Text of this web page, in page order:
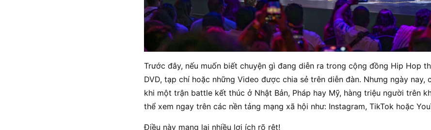
Trước đây, nếu muốn biết chuyện gì đang diễn ra trong cộng đồng Hip Hop
DVD, tạp chí hoặc những Video được chia sẻ trên diễn đàn. Nhưng ngày nay,
khi một trận battle kết thúc ở Nhật Bản, Pháp hay Mỹ, hàng triệu người trên
thể xem ngay trên các nền tảng mạng xã hội như: Instagram, TikTok hoặc
Điều này mang lại nhiều lợi ích rõ rệt!